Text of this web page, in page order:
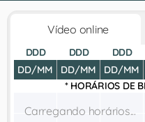
Vídeo online
DDD
DD/MM
DDD
DD/MM
DDD
DD/MM
* HORÁRIOS DE
Carregando horários...